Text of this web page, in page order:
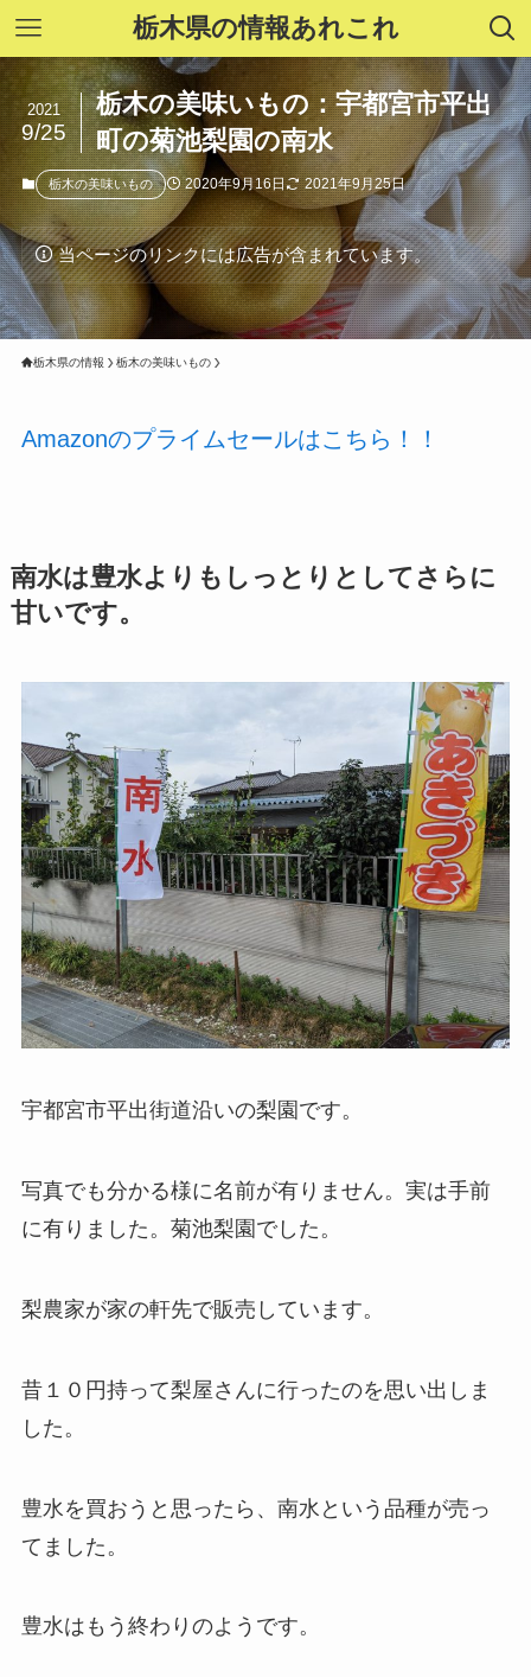
栃木県の情報あれこれ
栃木の美味いもの：宇都宮市平出
町の菊池梨園の南水
2021
9/25
栃木の美味いもの 2020年9月16日 2021年9月25日
当ページのリンクには広告が含まれています。
栃木県の情報 栃木の美味いもの
Amazonのプライムセールはこちら！！
南水は豊水よりもしっとりとしてさらに
甘いです。
宇都宮市平出街道沿いの梨園です。
写真でも分かる様に名前が有りません。実は手前
に有りました。菊池梨園でした。
梨農家が家の軒先で販売しています。
昔１０円持って梨屋さんに行ったのを思い出しま
した。
豊水を買おうと思ったら、南水という品種が売っ
てました。
豊水はもう終わりのようです。